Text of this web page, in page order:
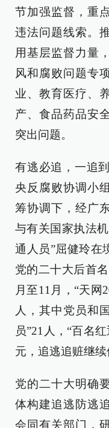
节加强监督，重
违法问题线索。
用基层监督力量
风和腐败问题专
业、教育医疗、
产、食品药品安
突出问题。
有逃必追，一追
央反腐败协调小
筹协调下，经广
与有关国家执法
通人员”屈健玲在
党的二十大后首
月至11月，“天网
人，其中党员和
员”21人，“百名
元，追逃追赃继续
党的二十大明确
体构建追逃防逃
会同有关部门，